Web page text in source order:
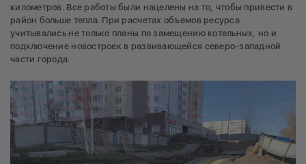
километров. Все работы были нацелены на то, чтобы привести в
район больше тепла. При расчетах объемов ресурса
учитывались не только планы по замещению котельных, но и
подключение новостроек в развивающейся северо-западной
части города.